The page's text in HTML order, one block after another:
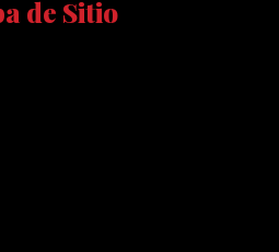
de Sitio